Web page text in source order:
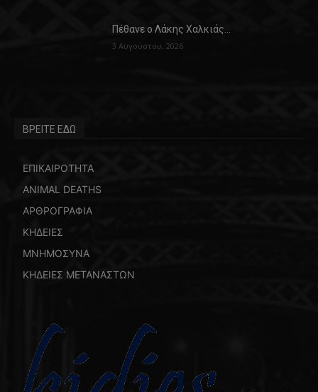
Πέθανε ο Λάκης Χαλκιάς…
3 Αυγούστου, 2026
ΒΡΕΙΤΕ ΕΔΩ
ΕΠΙΚΑΙΡΟΤΗΤΑ
ANIMAL DEATHS
ΑΡΘΡΟΓΡΑΦΙΑ
ΚΗΔΕΙΕΣ
ΜΝΗΜΟΣΥΝΑ
ΚΗΔΕΙΕΣ ΜΕΤΑΝΑΣΤΩΝ